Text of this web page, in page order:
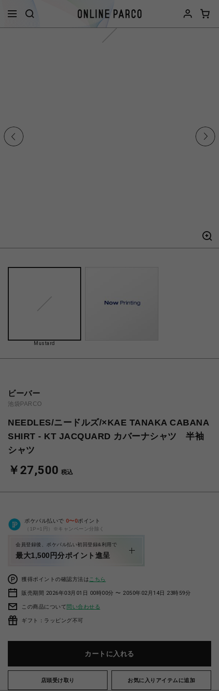
Mustard
ビーバー
池袋PARCO
NEEDLES/ニードルズ/×KAE TANAKA CABANA
SHIRT - KT JACQUARD カバーナシャツ 半袖
シャツ
￥27,500 税込
ポケパル払いで 0〜0ポイント
（1P=1円）※キャンペーン分除く
会員登録後、ポケパル払い初回登録&利用で
最大1,500円分ポイント進呈
獲得ポイントの確認方法は こちら
販売期間 2026年03月01日 00時00分 〜 2050年02月14日 23時59分
この商品について問い合わせる
ギフト：ラッピング不可
カートに入れる
店頭受け取り お気に入りアイテムに追加